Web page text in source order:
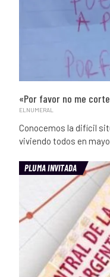
«Por favor no me
ELNUMERAL
Conocemos la difícil
viviendo todos en
PLUMA INVITADA